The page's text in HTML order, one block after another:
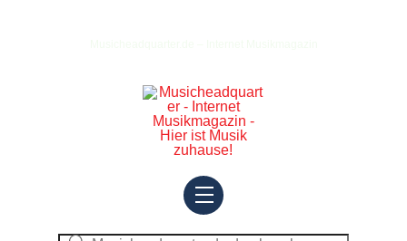
Menu